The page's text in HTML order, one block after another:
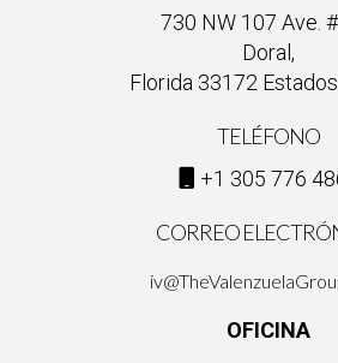
730 NW 107 Ave.
Doral,
Florida 33172
TELÉFONO
+1 305 776
CORREO
OFICINA